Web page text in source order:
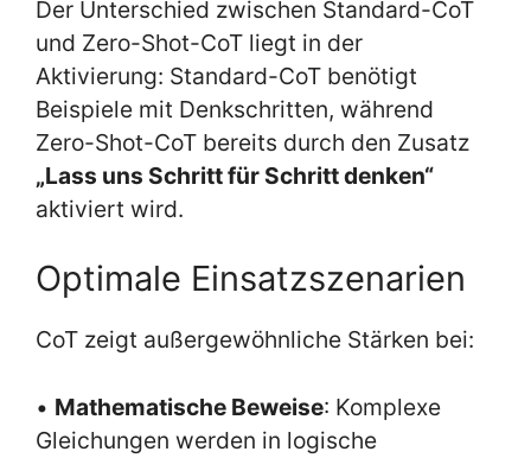
Der Unterschied zwischen Standard-CoT
und Zero-Shot-CoT liegt in der
Aktivierung: Standard-CoT benötigt
Beispiele mit Denkschritten, während
Zero-Shot-CoT bereits durch den Zusatz
„Lass uns Schritt für Schritt denken“
aktiviert wird.
Optimale Einsatzszenarien
CoT zeigt außergewöhnliche Stärken bei:
• Mathematische Beweise: Komplexe
Gleichungen werden in logische